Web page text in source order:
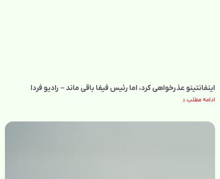
اینفانتینو عذرخواهی کرد، اما رئیس فیفا باقی ماند – رادیو فردا
ادامه مطلب »